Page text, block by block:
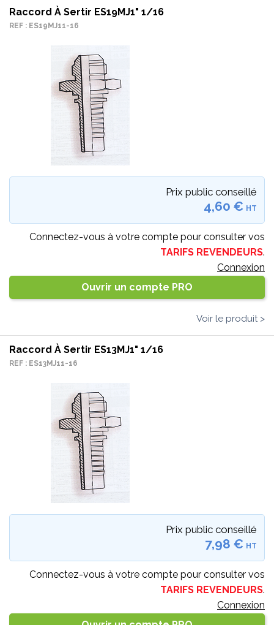
Raccord À Sertir ES19MJ1" 1/16
REF : ES19MJ11-16
Prix public conseillé
4,60 € HT
Connectez-vous à votre compte pour consulter vos
TARIFS REVENDEURS.
Connexion
Ouvrir un compte PRO
Voir le produit >
Raccord À Sertir ES13MJ1" 1/16
REF : ES13MJ11-16
Prix public conseillé
7,98 € HT
Connectez-vous à votre compte pour consulter vos
TARIFS REVENDEURS.
Connexion